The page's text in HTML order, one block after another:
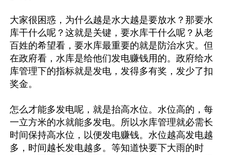
大家很困惑，为什么越是水大越是要放水？那要水
库干什么呢？这就是关键，要水库干什么呢？从老
百姓的希望看，要水库最重要的就是防治水灾。但
在政府看，水库是给他们发电赚钱用的。政府给水
库管理下的指标就是发电，发得多有奖，发少了扣
奖金。
怎么才能多发电呢，就是抬高水位。水位高的，每
一立方米的水就能多发电。所以水库管理就必需长
时间保持高水位，以便发电赚钱。水位越高发电越
多，时间越长发电越多。等知道快要下大雨的时